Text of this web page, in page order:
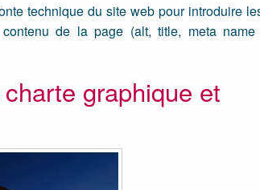
technique du site web pour introduire
de la page (alt, title, meta
graphique et